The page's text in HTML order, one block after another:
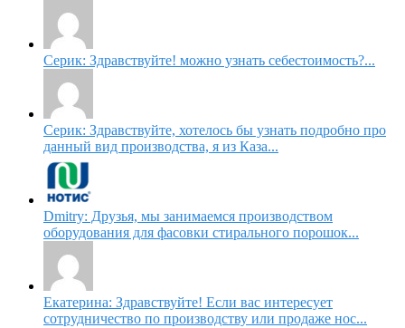
Серик: Здравствуйте! можно узнать себестоимость?...
Серик: Здравствуйте, хотелось бы узнать подробно про
данный вид производства, я из Каза...
Dmitry: Друзья, мы занимаемся производством
оборудования для фасовки стирального порошок...
Екатерина: Здравствуйте! Если вас интересует
сотрудничество по производству или продаже нос...